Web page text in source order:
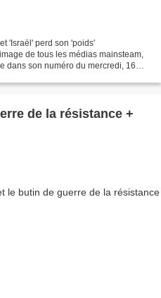
'Israël' perd son 'poids'
de tous les médias mainsteam,
dans son numéro du mercredi, 16
de la résistance +